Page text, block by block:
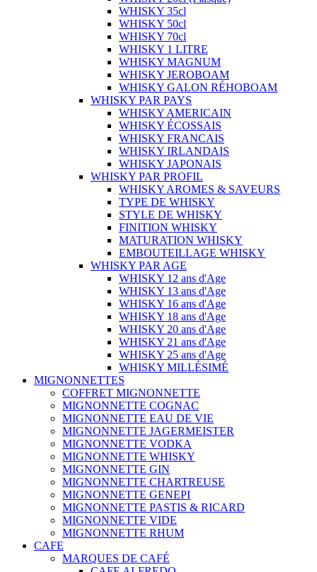
WHISKY 35cl
WHISKY 50cl
WHISKY 70cl
WHISKY 1 LITRE
WHISKY MAGNUM
WHISKY JEROBOAM
WHISKY GALON RÉHOBOAM
WHISKY PAR PAYS
WHISKY AMERICAIN
WHISKY ÉCOSSAIS
WHISKY FRANCAIS
WHISKY IRLANDAIS
WHISKY JAPONAIS
WHISKY PAR PROFIL
WHISKY AROMES & SAVEURS
TYPE DE WHISKY
STYLE DE WHISKY
FINITION WHISKY
MATURATION WHISKY
EMBOUTEILLAGE WHISKY
WHISKY PAR AGE
WHISKY 12 ans d'Age
WHISKY 13 ans d'Age
WHISKY 16 ans d'Age
WHISKY 18 ans d'Age
WHISKY 20 ans d'Age
WHISKY 21 ans d'Age
WHISKY 25 ans d'Age
WHISKY MILLÉSIMÉ
MIGNONNETTES
COFFRET MIGNONNETTE
MIGNONNETTE COGNAC
MIGNONNETTE EAU DE VIE
MIGNONNETTE JAGERMEISTER
MIGNONNETTE VODKA
MIGNONNETTE WHISKY
MIGNONNETTE GIN
MIGNONNETTE CHARTREUSE
MIGNONNETTE GENEPI
MIGNONNETTE PASTIS & RICARD
MIGNONNETTE VIDE
MIGNONNETTE RHUM
CAFE
MARQUES DE CAFÉ